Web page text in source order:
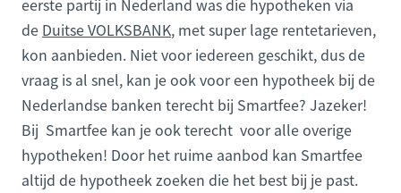
eerste partij in Nederland was die hypotheken via
de Duitse VOLKSBANK, met super lage rentetarieven,
kon aanbieden. Niet voor iedereen geschikt, dus de
vraag is al snel, kan je ook voor een hypotheek bij de
Nederlandse banken terecht bij Smartfee? Jazeker!
Bij Smartfee kan je ook terecht voor alle overige
hypotheken! Door het ruime aanbod kan Smartfee
altijd de hypotheek zoeken die het best bij je past.